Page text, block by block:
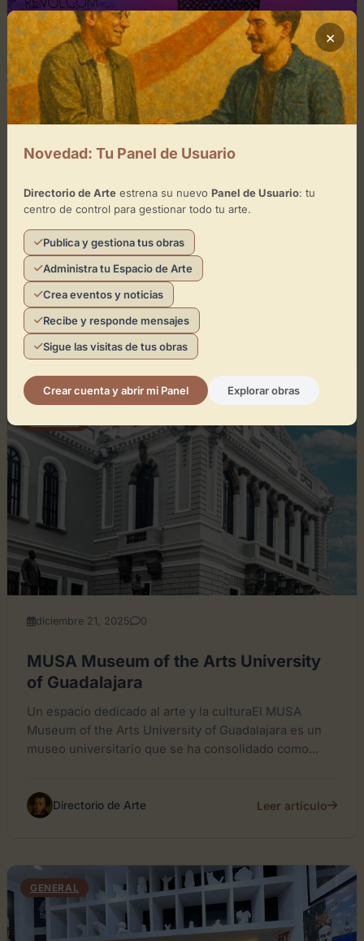
Sala REVOLCOM
Un espacio para la cultura contemporáneaLa Sala
REVOLCOM se erige en Madridejos como un punto de
encuentro para las expresiones artísticas más
vanguardistas. Este espacio,...
diciembre 21, 2025 0
MUSA Museum of the Arts University
of Guadalajara
Un espacio dedicado al arte y la culturaEl MUSA
Museum of the Arts University of Guadalajara es un
museo universitario que se ha consolidado como...
Directorio de Arte Leer artículo
GENERAL
×
Novedad: Tu Panel de Usuario
Directorio de Arteestrena su nuevo Panel de Usuario: tu
centro de control para gestionar todo tu arte.
Publica y gestiona tus obras
Administra tu Espacio de Arte
Crea eventos y noticias
Recibe y responde mensajes
Sigue las visitas de tus obras
Crear cuenta y abrir mi Panel Explorar obras